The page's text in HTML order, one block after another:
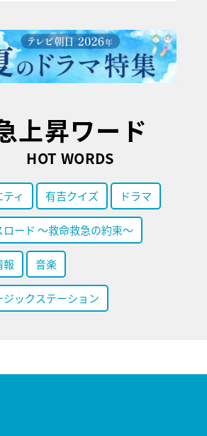
上昇ワード
HOT WORDS
ィ 有吉クイズ ドラマ
ロード ～救命救急の約束～
報 音楽
ジックステーション